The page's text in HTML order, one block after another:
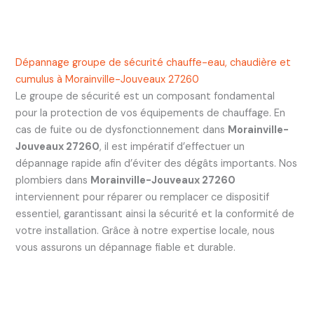
Dépannage groupe de sécurité chauffe-eau, chaudière et
cumulus à Morainville-Jouveaux 27260
Le groupe de sécurité est un composant fondamental
pour la protection de vos équipements de chauffage. En
cas de fuite ou de dysfonctionnement dans Morainville-
Jouveaux 27260, il est impératif d’effectuer un
dépannage rapide afin d’éviter des dégâts importants. Nos
plombiers dans Morainville-Jouveaux 27260
interviennent pour réparer ou remplacer ce dispositif
essentiel, garantissant ainsi la sécurité et la conformité de
votre installation. Grâce à notre expertise locale, nous
vous assurons un dépannage fiable et durable.